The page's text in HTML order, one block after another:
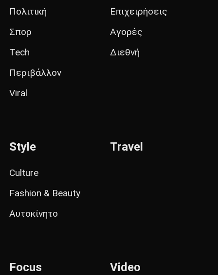
Πολιτική
Σπορ
Tech
Περιβάλλον
Viral
Επιχειρήσεις
Αγορές
Διεθνή
Style
Culture
Fashion & Beauty
Αυτοκίνητο
Travel
Focus Video